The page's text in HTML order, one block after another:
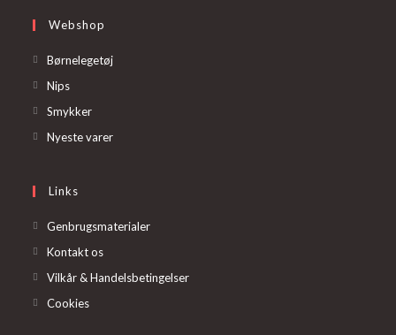
Webshop
BørnelegetøjOpens
NipsOpens
in
SmykkerOpens
in
Nyeste varerOpens
tab
Links
Genbrugsmaterialer
Kontakt os
Vilkår & Handelsbetingelser
Cookies